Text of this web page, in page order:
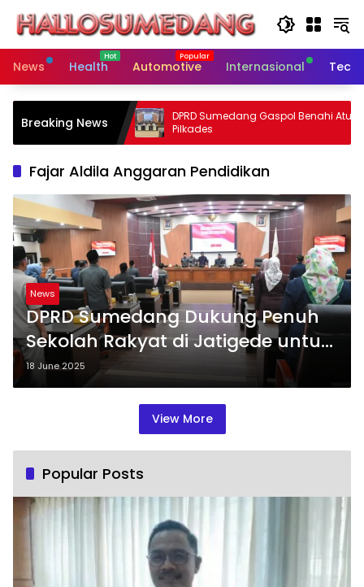
content
News
Health Automotive Internasional
Breaking News
Pilkades
DPRD Sumedang Gaspol Benahi Aturan
Pilkades
Fajar Aldila Anggaran Pendidikan
News
DPRD Sumedang Dukung Penuh
Sekolah Rakyat di Jatigede untuk
Anak Tidak Mampu
18 June 2025
View More
Popular Posts